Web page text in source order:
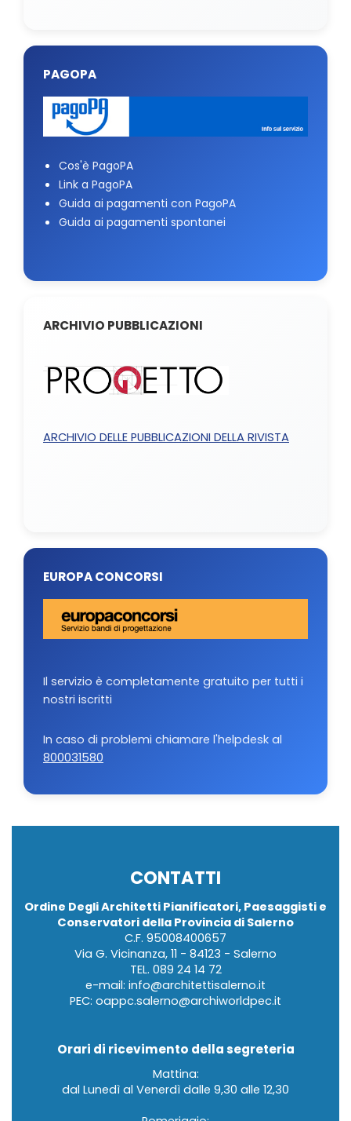
PAGOPA
Cos'è PagoPA
Link a PagoPA
Guida ai pagamenti con PagoPA
Guida ai pagamenti spontanei
ARCHIVIO PUBBLICAZIONI
ARCHIVIO DELLE PUBBLICAZIONI DELLA RIVISTA
EUROPA CONCORSI
Il servizio è completamente gratuito per tutti i
nostri iscritti
In caso di problemi chiamare l'helpdesk al
800031580
CONTATTI
Ordine Degli Architetti Pianificatori, Paesaggisti e
Conservatori della Provincia di Salerno
C.F. 95008400657
Via G. Vicinanza, 11 - 84123 - Salerno
TEL. 089 24 14 72
e-mail: info@architettisalerno.it
PEC: oappc.salerno@archiworldpec.it
Orari di ricevimento della segreteria
Mattina:
dal Lunedì al Venerdì dalle 9,30 alle 12,30